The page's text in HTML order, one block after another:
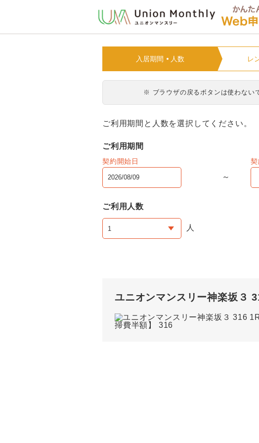
ユニ
入居期間 人数 レ
※ ブラウザの戻るボタンは使わない
ご利用期間と人数を選択してください。
ご利用期間
契約開始日 契
ご利用人数
人
ユニオンマンスリー神楽坂３